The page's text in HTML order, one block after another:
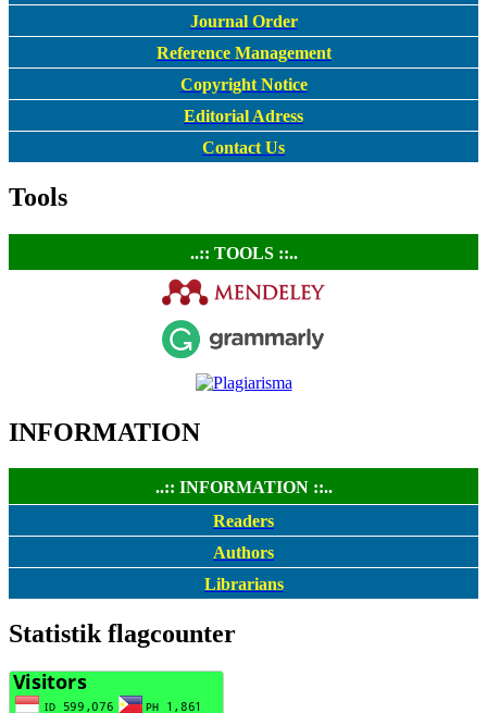
Journal Order
Reference Management
Copyright Notice
Editorial Adress
Contact Us
Tools
..:: TOOLS ::..
INFORMATION
..:: INFORMATION ::..
Readers
Authors
Librarians
Statistik flagcounter